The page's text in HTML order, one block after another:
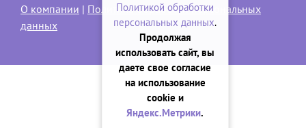
О компании | Политика обработки персональных
данных
Политикой обработки
персональных данных.
Продолжая
использовать сайт, вы
даете свое согласие
на использование
cookie и
Яндекс.Метрики.